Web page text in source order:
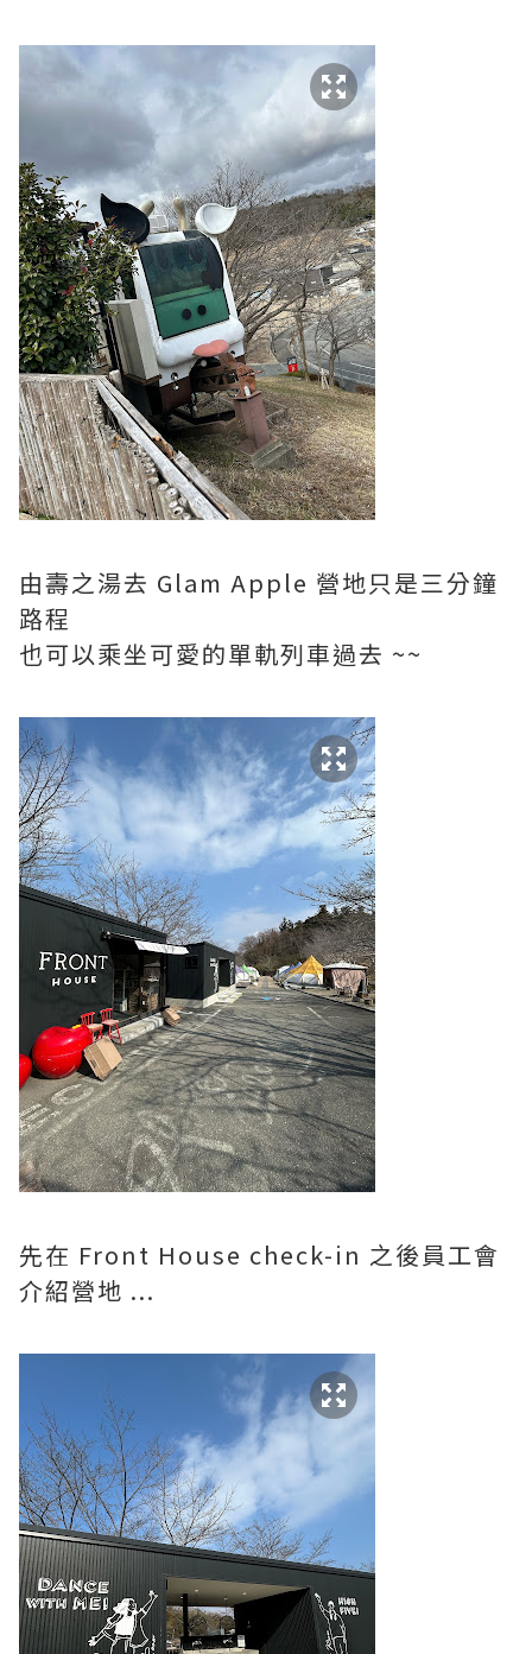
由壽之湯去 Glam Apple 營地只是三分鐘
路程
也可以乘坐可愛的單軌列車過去 ~~
先在 Front House check-in 之後員工會
介紹營地 ...